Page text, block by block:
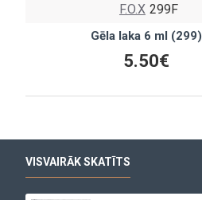
F.O.X 299F
Gēla laka 6 ml (299)
5.50€
VISVAIRĀK SKATĪTS